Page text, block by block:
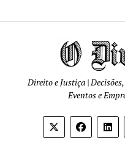
Direito e Justiça |
Eventos e